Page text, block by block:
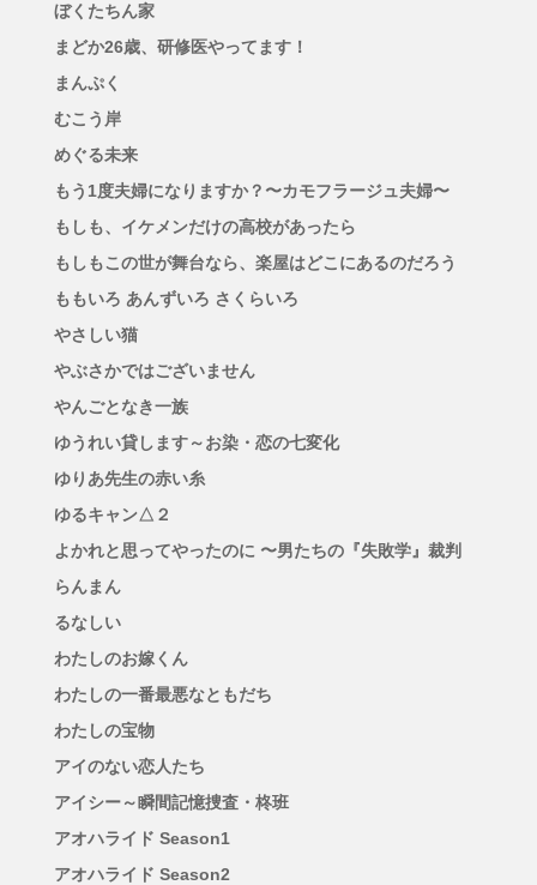
ぼくたちん家
まどか26歳、研修医やってます！
まんぷく
むこう岸
めぐる未来
もう1度夫婦になりますか？〜カモフラージュ夫婦〜
もしも、イケメンだけの高校があったら
もしもこの世が舞台なら、楽屋はどこにあるのだろう
ももいろ あんずいろ さくらいろ
やさしい猫
やぶさかではございません
やんごとなき一族
ゆうれい貸します～お染・恋の七変化
ゆりあ先生の赤い糸
ゆるキャン△２
よかれと思ってやったのに 〜男たちの『失敗学』裁判
らんまん
るなしい
わたしのお嫁くん
わたしの一番最悪なともだち
わたしの宝物
アイのない恋人たち
アイシー～瞬間記憶捜査・柊班
アオハライド Season1
アオハライド Season2